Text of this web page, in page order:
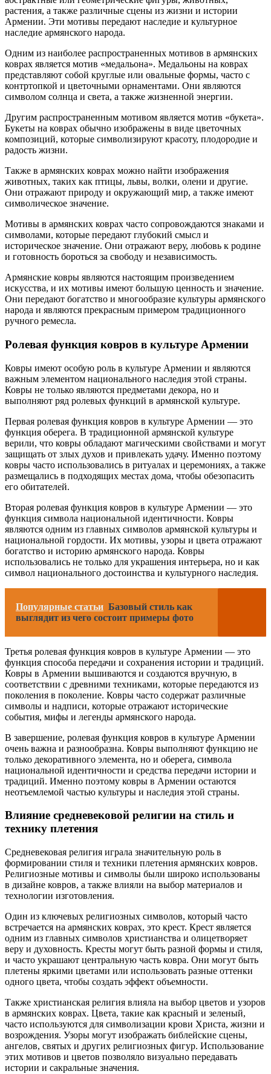
растения, а также различные сцены из жизни и истории
Армении. Эти мотивы передают наследие и культурное
наследие армянского народа.
Одним из наиболее распространенных мотивов в армянских
коврах является мотив «медальона». Медальоны на коврах
представляют собой круглые или овальные формы, часто с
контртопкой и цветочными орнаментами. Они являются
символом солнца и света, а также жизненной энергии.
Другим распространенным мотивом является мотив «букета».
Букеты на коврах обычно изображены в виде цветочных
композиций, которые символизируют красоту, плодородие и
радость жизни.
Также в армянских коврах можно найти изображения
животных, таких как птицы, львы, волки, олени и другие.
Они отражают природу и окружающий мир, а также имеют
символическое значение.
Мотивы в армянских коврах часто сопровождаются знаками и
символами, которые передают глубокий смысл и
историческое значение. Они отражают веру, любовь к родине
и готовность бороться за свободу и независимость.
Армянские ковры являются настоящим произведением
искусства, и их мотивы имеют большую ценность и значение.
Они передают богатство и многообразие культуры армянского
народа и являются прекрасным примером традиционного
ручного ремесла.
Ролевая функция ковров в культуре Армении
Ковры имеют особую роль в культуре Армении и являются
важным элементом национального наследия этой страны.
Ковры не только являются предметами декора, но и
выполняют ряд ролевых функций в армянской культуре.
Первая ролевая функция ковров в культуре Армении — это
функция оберега. В традиционной армянской культуре
верили, что ковры обладают магическими свойствами и могут
защищать от злых духов и привлекать удачу. Именно поэтому
ковры часто использовались в ритуалах и церемониях, а также
размещались в подходящих местах дома, чтобы обезопасить
его обитателей.
Вторая ролевая функция ковров в культуре Армении — это
функция символа национальной идентичности. Ковры
являются одним из главных символов армянской культуры и
национальной гордости. Их мотивы, узоры и цвета отражают
богатство и историю армянского народа. Ковры
использовались не только для украшения интерьера, но и как
символ национального достоинства и культурного наследия.
Популярные статьи Базовый стиль как
выглядит из чего состоит примеры фото
Третья ролевая функция ковров в культуре Армении — это
функция способа передачи и сохранения истории и традиций.
Ковры в Армении вышиваются и создаются вручную, в
соответствии с древними техниками, которые передаются из
поколения в поколение. Ковры часто содержат различные
символы и надписи, которые отражают исторические
события, мифы и легенды армянского народа.
В завершение, ролевая функция ковров в культуре Армении
очень важна и разнообразна. Ковры выполняют функцию не
только декоративного элемента, но и оберега, символа
национальной идентичности и средства передачи истории и
традиций. Именно поэтому ковры в Армении остаются
неотъемлемой частью культуры и наследия этой страны.
Влияние средневековой религии на стиль и
технику плетения
Средневековая религия играла значительную роль в
формировании стиля и техники плетения армянских ковров.
Религиозные мотивы и символы были широко использованы
в дизайне ковров, а также влияли на выбор материалов и
технологии изготовления.
Один из ключевых религиозных символов, который часто
встречается на армянских коврах, это крест. Крест является
одним из главных символов христианства и олицетворяет
веру и духовность. Кресты могут быть разной формы и стиля,
и часто украшают центральную часть ковра. Они могут быть
плетены яркими цветами или использовать разные оттенки
одного цвета, чтобы создать эффект объемности.
Также христианская религия влияла на выбор цветов и узоров
в армянских коврах. Цвета, такие как красный и зеленый,
часто используются для символизации крови Христа, жизни и
возрождения. Узоры могут изображать библейские сцены,
ангелов, святых и других религиозных фигур. Использование
этих мотивов и цветов позволяло визуально передавать
истории и сакральные значения.